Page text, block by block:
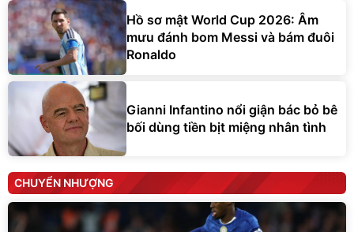
Hồ sơ mật World Cup 2026: Âm
mưu đánh bom Messi và bám đuôi
Ronaldo
Gianni Infantino nổi giận bác bỏ bê
bối dùng tiền bịt miệng nhân tình
CHUYỂN NHƯỢNG